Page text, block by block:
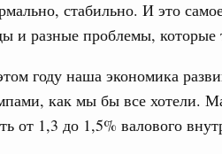
стабильно. И это
и разные проблемы, которые
году наша экономика
как мы бы все хотели.
от 1,3 до 1,5% валового
Оверчука по